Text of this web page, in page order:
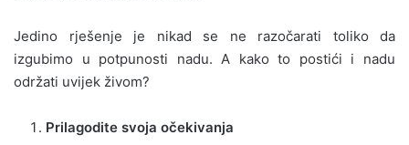
Jedino rješenje je nikad se ne razočarati toliko da
izgubimo u potpunosti nadu. A kako to postići i nadu
održati uvijek živom?
Prilagodite svoja očekivanja